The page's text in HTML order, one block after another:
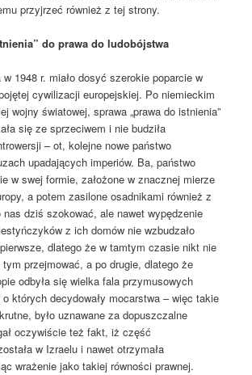
przyjrzeć również z tej strony.
do prawa do ludobójstwa
1948 r. miało dosyć szerokie poparcie w
cywilizacji europejskiej. Po niemieckim
wojny światowej, sprawa „prawa do istnienia”
się ze sprzeciwem i nie budziła
– ot, kolejne nowe państwo
upadających imperiów. Ba, państwo
w swej formie, założone w znacznej mierze
a potem zasilone osadnikami również z
dziś szokować, ale nawet wypędzenie
z ich domów nie wzbudzało
dlatego że w tamtym czasie nikt nie
tym przejmować, a po drugie, dlatego że
odbyła się wielka fala przymusowych
o których decydowały mocarstwa – więc takie
było uznawane za dopuszczalne
oczywiście też fakt, iż część
w Izraelu i nawet otrzymała
wrażenie jako takiej równości prawnej.